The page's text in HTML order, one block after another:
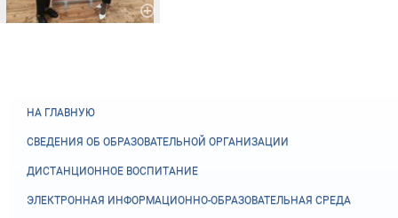
НА ГЛАВНУЮ
СВЕДЕНИЯ ОБ ОБРАЗОВАТЕЛЬНОЙ ОРГАНИЗАЦИИ
ДИСТАНЦИОННОЕ ВОСПИТАНИЕ
ЭЛЕКТРОННАЯ ИНФОРМАЦИОННО-ОБРАЗОВАТЕЛЬНАЯ СРЕДА